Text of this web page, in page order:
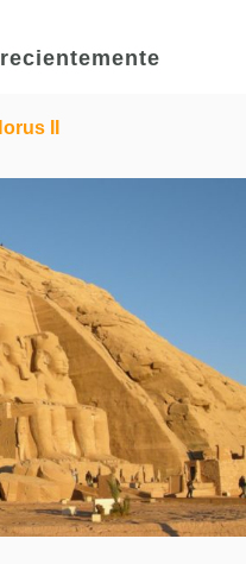
II